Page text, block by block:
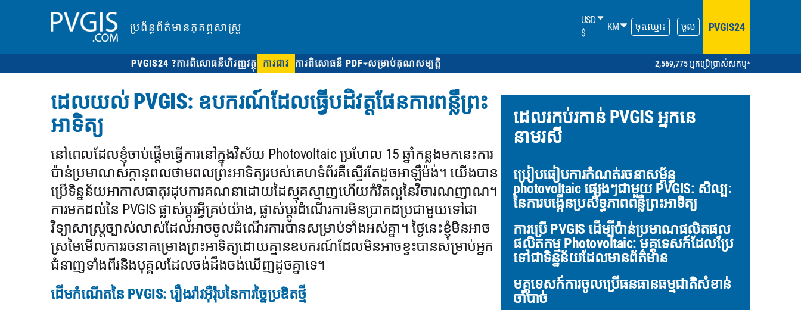
ប្រព័ន្ធព័ត៌មានភូគព្ភសាស្ត្រ
USD
$
KM ចុះឈ្មោះ ចូល PVGIS24
PVGIS24 ?ការពិសោធន៏ហិរញ្ញវត្ថុ ការជាវ ការពិសោធន៏ PDF សម្រាប់គុណសម្បត្តិ 2,569,775 អ្នកប្រើប្រាស់សកម្ម*
ដេលយល់ PVGIS: ឧបករណ៍ដែលធ្វើបដិវត្តផែនការពន្លឺព្រះ
អាទិត្យ
នៅពេលដែលខ្ញុំចាប់ផ្តើមធ្វើការនៅក្នុងវិស័យ Photovoltaic ប្រហែល 15 ឆ្នាំកន្លងមកនេះការ
ប៉ាន់ប្រមាណសក្តានុពលថាមពលព្រះអាទិត្យរបស់គេហទំព័រគឺស្ទើរតែដូចអាឡឺម៉ង់។ យើងបាន
ប្រើទិន្នន័យអាកាសធាតុរដុបការគណនាដោយដៃស្មុគស្មាញហើយកំរិតល្អនៃវិចារណញាណ។
ការមកដល់នៃ PVGIS ផ្លាស់ប្តូរអ្វីគ្រប់យ៉ាង, ផ្លាស់ប្តូរដំណើរការមិនប្រាកដប្រជាមួយទៅជា
វិទ្យាសាស្ត្រច្បាស់លាស់ដែលអាចចូលដំណើរការបានសម្រាប់ទាំងអស់គ្នា។ ថ្ងៃនេះខ្ញុំមិនអាច
ស្រមៃមើលការរចនាគម្រោងព្រះអាទិត្យដោយគ្មានឧបករណ៍ដែលមិនអាចខ្វះបានសម្រាប់អ្នក
ជំនាញទាំងពីរនិងបុគ្គលដែលចង់ដឹងចង់ឃើញដូចគ្នាទេ។
ដើមកំណើតនៃ PVGIS: រឿងរ៉ាវអ៊ឺរ៉ុបនៃការច្នៃប្រឌិតថ្មី
ដេលរកប់រកាន់ PVGIS អ្នកនេ
នាមរសី
ប្រៀបធៀបការកំណត់រចនាសម្ព័ន្ធ
photovoltaic ផ្សេងៗជាមួយ PVGIS: សិល្បៈ
នៃការបង្កើនប្រសិទ្ធភាពពន្លឺព្រះអាទិត្យ
ការប្រើ PVGIS ដើម្បីប៉ាន់ប្រមាណផលិតផល
ផលិតកម្ម Photovoltaic: មគ្គុទេសក៍ដែលប្រែ
ទៅជាទិន្នន័យដែលមានព័ត៌មាន
មគ្គុទេសក៍ការចូលប្រើធនធានធម្មជាតិសំខាន់
ចាំបាច់